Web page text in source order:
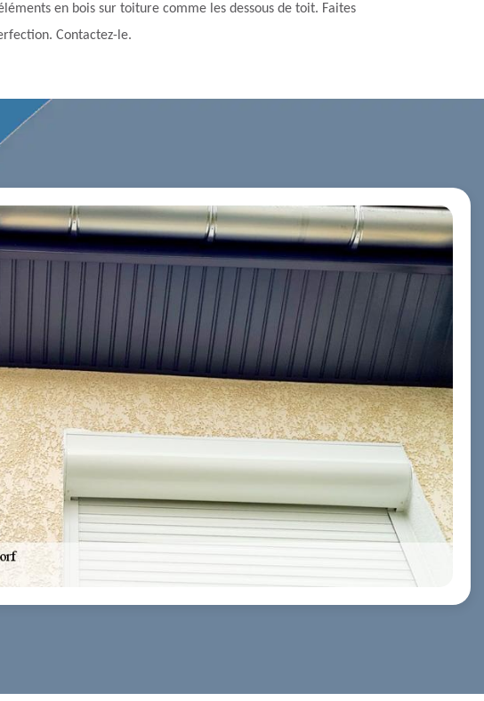
en bois sur toiture comme les dessous de toit. Faites
Contactez-le.